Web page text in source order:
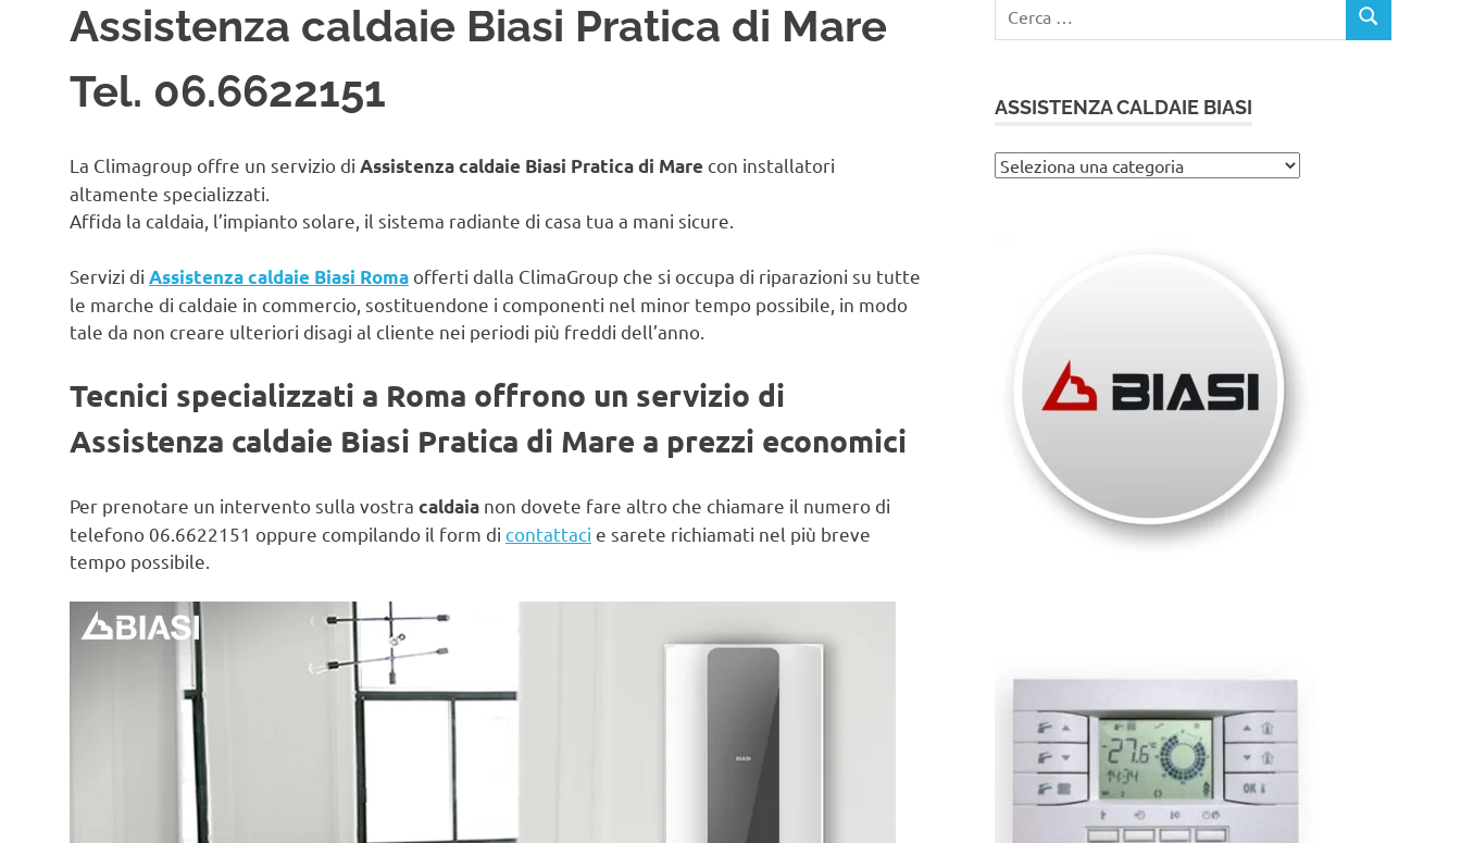
Assistenza caldaie Biasi Pratica di Mare
Tel. 06.6622151
La Climagroup offre un servizio di Assistenza caldaie Biasi Pratica di Mare con installatori
altamente specializzati.
Affida la caldaia, l’impianto solare, il sistema radiante di casa tua a mani sicure.
Servizi di Assistenza caldaie Biasi Roma offerti dalla ClimaGroup che si occupa di riparazioni su tutte
le marche di caldaie in commercio, sostituendone i componenti nel minor tempo possibile, in modo
tale da non creare ulteriori disagi al cliente nei periodi più freddi dell’anno.
Tecnici specializzati a Roma offrono un servizio di
Assistenza caldaie Biasi Pratica di Mare a prezzi economici
Per prenotare un intervento sulla vostra caldaia non dovete fare altro che chiamare il numero di
telefono 06.6622151 oppure compilando il form di contattaci e sarete richiamati nel più breve
tempo possibile.
per:
CERCA
ASSISTENZA CALDAIE BIASI
Assistenza